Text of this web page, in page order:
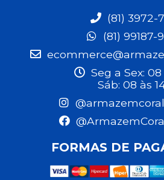
(81) 3972-
(81) 99187-
Seg a Sex: 08
Sáb: 08 às
FORMAS DE